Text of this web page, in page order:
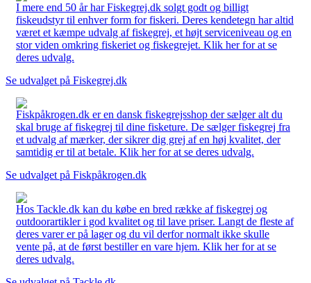
I mere end 50 år har Fiskegrej.dk solgt godt og billigt
fiskeudstyr til enhver form for fiskeri. Deres kendetegn har altid
været et kæmpe udvalg af fiskegrej, et højt serviceniveau og en
stor viden omkring fiskeriet og fiskegrejet. Klik her for at se
deres udvalg.
Se udvalget på Fiskegrej.dk
Fiskpåkrogen.dk er en dansk fiskegrejsshop der sælger alt du
skal bruge af fiskegrej til dine fisketure. De sælger fiskegrej fra
et udvalg af mærker, der sikrer dig grej af en høj kvalitet, der
samtidig er til at betale. Klik her for at se deres udvalg.
Se udvalget på Fiskpåkrogen.dk
Hos Tackle.dk kan du købe en bred række af fiskegrej og
outdoorartikler i god kvalitet og til lave priser. Langt de fleste af
deres varer er på lager og du vil derfor normalt ikke skulle
vente på, at de først bestiller en vare hjem. Klik her for at se
deres udvalg.